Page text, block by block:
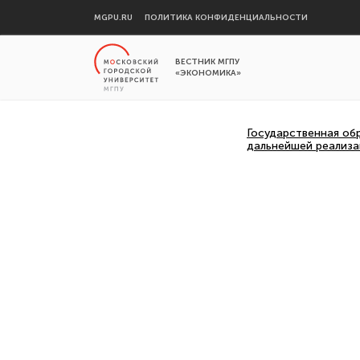
MGPU.RU ПОЛИТИКА КОНФИДЕНЦИАЛЬНОСТИ
ВЕСТНИК МГПУ
«ЭКОНОМИКА»
Государственная
дальнейшей